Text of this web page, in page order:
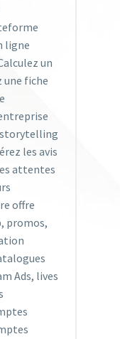
ligne
un
une fiche
les avis
attentes
offre
promos,
Ads, lives